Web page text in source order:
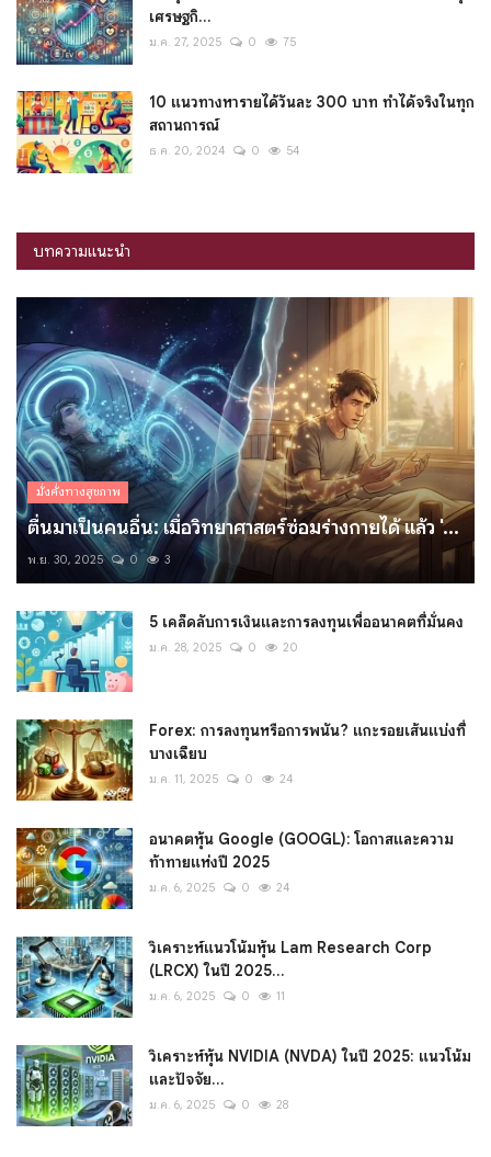
เศรษฐกิ...
ม.ค. 27, 2025 0 75
10 แนวทางหารายได้วันละ 300 บาท ทำได้จริงในทุก
สถานการณ์
ธ.ค. 20, 2024 0 54
บทความแนะนำ
มั่งคั่งทางสุขภาพ
ตื่นมาเป็นคนอื่น: เมื่อวิทยาศาสตร์ซ่อมร่างกายได้ แล้ว '...
พ.ย. 30, 2025 0 3
5 เคล็ดลับการเงินและการลงทุนเพื่ออนาคตที่มั่นคง
ม.ค. 28, 2025 0 20
Forex: การลงทุนหรือการพนัน? แกะรอยเส้นแบ่งที่
บางเฉียบ
ม.ค. 11, 2025 0 24
อนาคตหุ้น Google (GOOGL): โอกาสและความ
ท้าทายแห่งปี 2025
ม.ค. 6, 2025 0 24
วิเคราะห์แนวโน้มหุ้น Lam Research Corp
(LRCX) ในปี 2025...
ม.ค. 6, 2025 0 11
วิเคราะห์หุ้น NVIDIA (NVDA) ในปี 2025: แนวโน้ม
และปัจจัย...
ม.ค. 6, 2025 0 28